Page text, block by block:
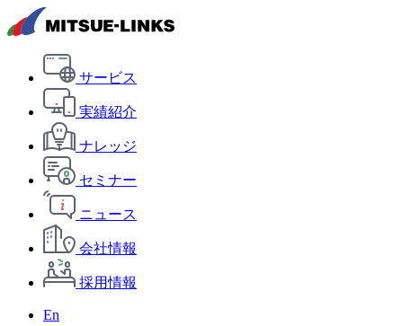
サービス
実績紹介
ナレッジ
セミナー
ニュース
会社情報
採用情報
En